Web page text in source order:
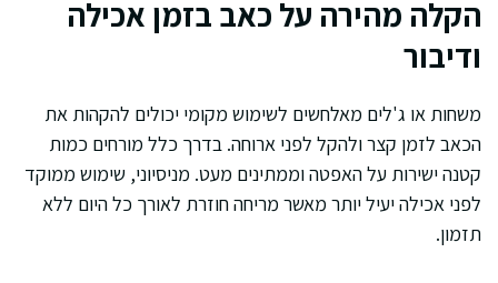
הקלה מהירה על כאב בזמן אכילה
ודיבור
משחות או ג'לים מאלחשים לשימוש מקומי יכולים להקהות את
הכאב לזמן קצר ולהקל לפני ארוחה. בדרך כלל מורחים כמות
קטנה ישירות על האפטה וממתינים מעט. מניסיוני, שימוש ממוקד
לפני אכילה יעיל יותר מאשר מריחה חוזרת לאורך כל היום ללא
תזמון.